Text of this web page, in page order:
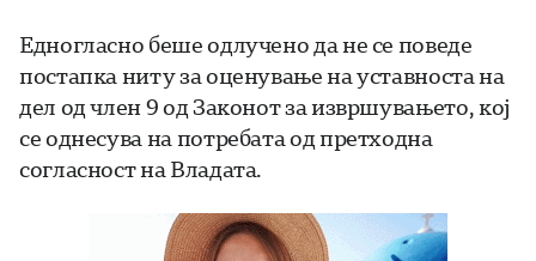
Едногласно беше одлучено да не се поведе
постапка ниту за оценување на уставноста на
дел од член 9 од Законот за извршувањето, кој
се однесува на потребата од претходна
согласност на Владата.